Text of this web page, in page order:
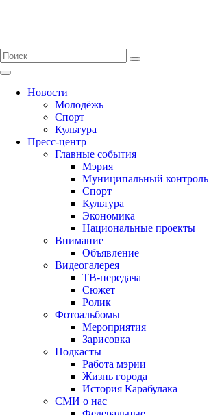
Новости
Молодёжь
Спорт
Культура
Пресс-центр
Главные события
Мэрия
Муниципальный контроль
Спорт
Культура
Экономика
Национальные проекты
Внимание
Объявление
Видеогалерея
ТВ-передача
Сюжет
Ролик
Фотоальбомы
Мероприятия
Зарисовка
Подкасты
Работа мэрии
Жизнь города
История Карабулака
СМИ о нас